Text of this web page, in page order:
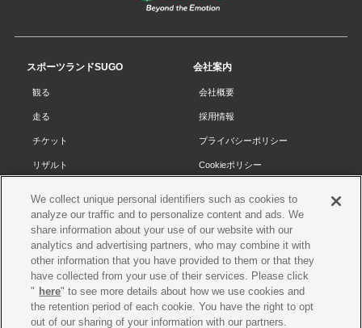
の
スポーツランドSUGO
観る
走る
チケット
リザルト
SUGOで遊ぼう
イベントスケジュール
営業案内・アクセス
レースオフィシャル
会社案内
会社概要
採用情報
プライバシーポリシー
Cookieポリシー
お問い合わせ
We collect unique personal identifiers such as cookies to
analyze our traffic and to personalize content and ads. We
share information about your use of our website with our
analytics and advertising partners, who may combine it with
other information that you have provided to them or that they
have collected from your use of their services. Please click
" here" to see more details about how we use cookies and
the retention period of each cookie. You have the right to opt
out of our sharing of your information with our partners.